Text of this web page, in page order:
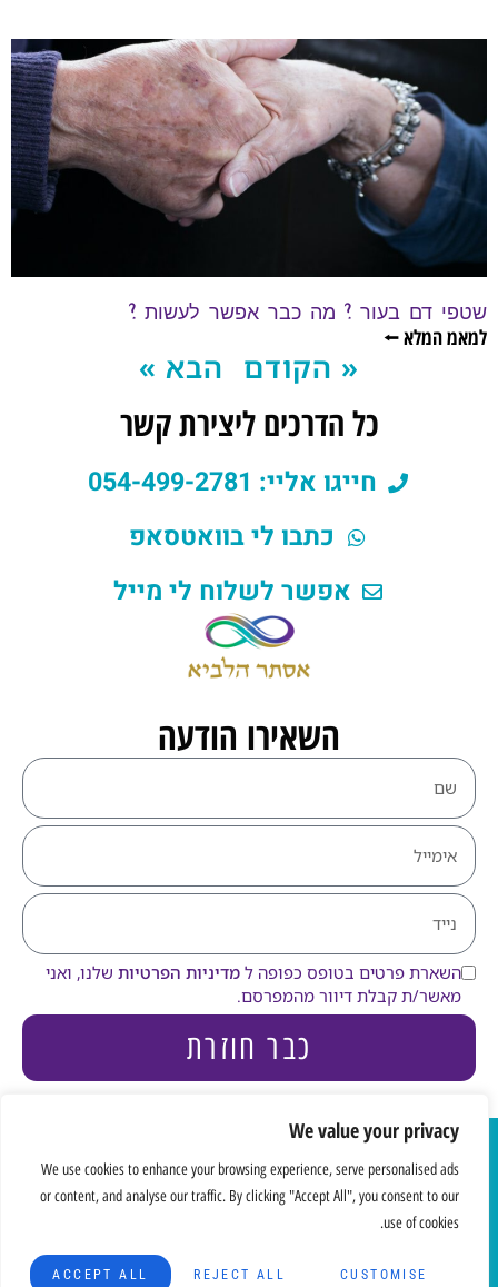
We value your privacy
We use cookies to enhance your browsing experience, serve personalised ads
or content, and analyse our traffic. By clicking "Accept All", you consent to our
use of cookies.
CUSTOMISE
REJECT ALL
ACCEPT ALL
שטפי דם בעור ? מה כבר אפשר לעשות ?
למאמ המלא ⭠
« הקודם הבא »
כל הדרכים ליצירת קשר
חייגו אליי: 054-499-2781
כתבו לי בוואטסאפ
אפשר לשלוח לי מייל
השאירו הודעה
השארת פרטים בטופס כפופה ל מדיניות הפרטיות שלנו, ואני
מאשר/ת קבלת דיוור מהמפרסם.
כבר חוזרת
שמורות אסתר
הלביא © 2021
הצהרת נגישות מדיניות פרטיות
hazanstudio.co.ilברודבקר